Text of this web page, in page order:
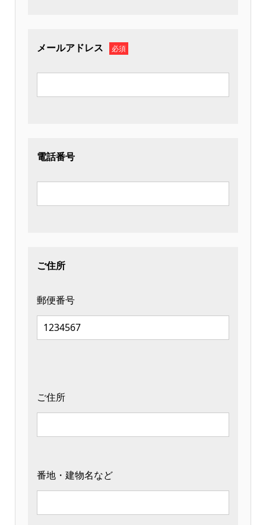
メールアドレス 必須
電話番号
ご住所
郵便番号
ご住所
番地・建物名など